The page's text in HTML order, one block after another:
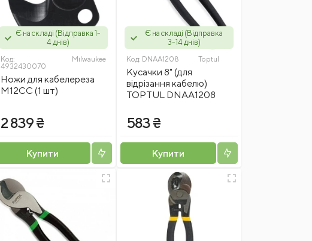
Є на складі (Відправка 1-
4 днів)
Код:
4932430070
Milwaukee
Ножи для кабелереза
M12CC (1 шт)
2 839 ₴
Купити
Є на складі (Відправка
3-14 днів)
Код: DNAA1208 Toptul
Кусачки 8" (для
відрізання кабелю)
TOPTUL DNAA1208
583 ₴
Купити